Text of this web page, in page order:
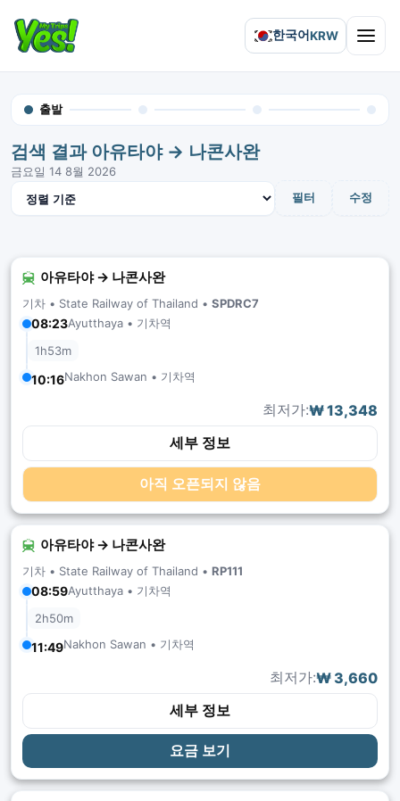
한국어KRW Open
출발
검색 결과 아유타야 → 나콘사완
금요일 14 8월 2026
필터 수정
결과 정렬
아유타야 → 나콘사완
기차 • State Railway of Thailand • SPDRC7
08:23Ayutthaya • 기차역
1h53m
10:16Nakhon Sawan • 기차역
최저가:₩ 13,348
세부 정보
아직 오픈되지 않음
아유타야 → 나콘사완
기차 • State Railway of Thailand • RP111
08:59Ayutthaya • 기차역
2h50m
11:49Nakhon Sawan • 기차역
최저가:₩ 3,660
세부 정보
요금 보기